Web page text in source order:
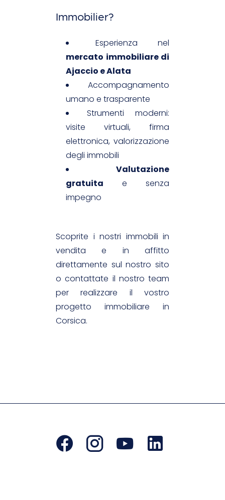
Immobilier?
Esperienza nel
mercato immobiliare di
Ajaccio e Alata
Accompagnamento
umano e trasparente
Strumenti moderni:
visite virtuali, firma
elettronica, valorizzazione
degli immobili
Valutazione
gratuita e senza
impegno
Scoprite i nostri immobili in
vendita e in affitto
direttamente sul nostro sito
o contattate il nostro team
per realizzare il vostro
progetto immobiliare in
Corsica.